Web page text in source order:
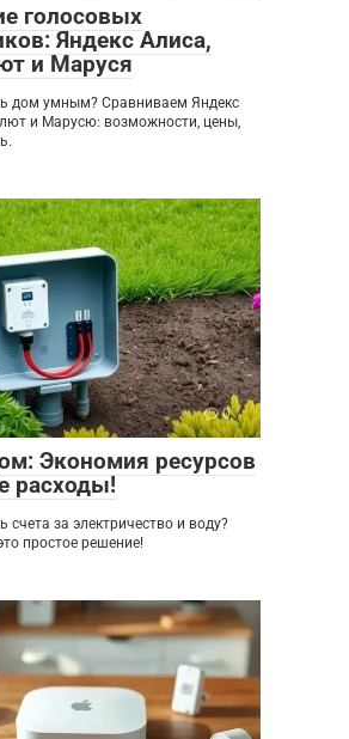
голосовых
Яндекс Алиса,
и Маруся
дом умным? Сравниваем Яндекс
и Марусю: возможности, цены,
0
Экономия ресурсов
расходы!
счета за электричество и воду?
простое решение!